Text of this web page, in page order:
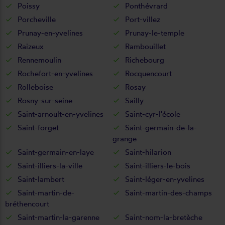
Poissy
Ponthévrard
Porcheville
Port-villez
Prunay-en-yvelines
Prunay-le-temple
Raizeux
Rambouillet
Rennemoulin
Richebourg
Rochefort-en-yvelines
Rocquencourt
Rolleboise
Rosay
Rosny-sur-seine
Sailly
Saint-arnoult-en-yvelines
Saint-cyr-l'école
Saint-forget
Saint-germain-de-la-
grange
Saint-germain-en-laye
Saint-hilarion
Saint-illiers-la-ville
Saint-illiers-le-bois
Saint-lambert
Saint-léger-en-yvelines
Saint-martin-de-
bréthencourt
Saint-martin-des-champs
Saint-martin-la-garenne
Saint-nom-la-bretèche